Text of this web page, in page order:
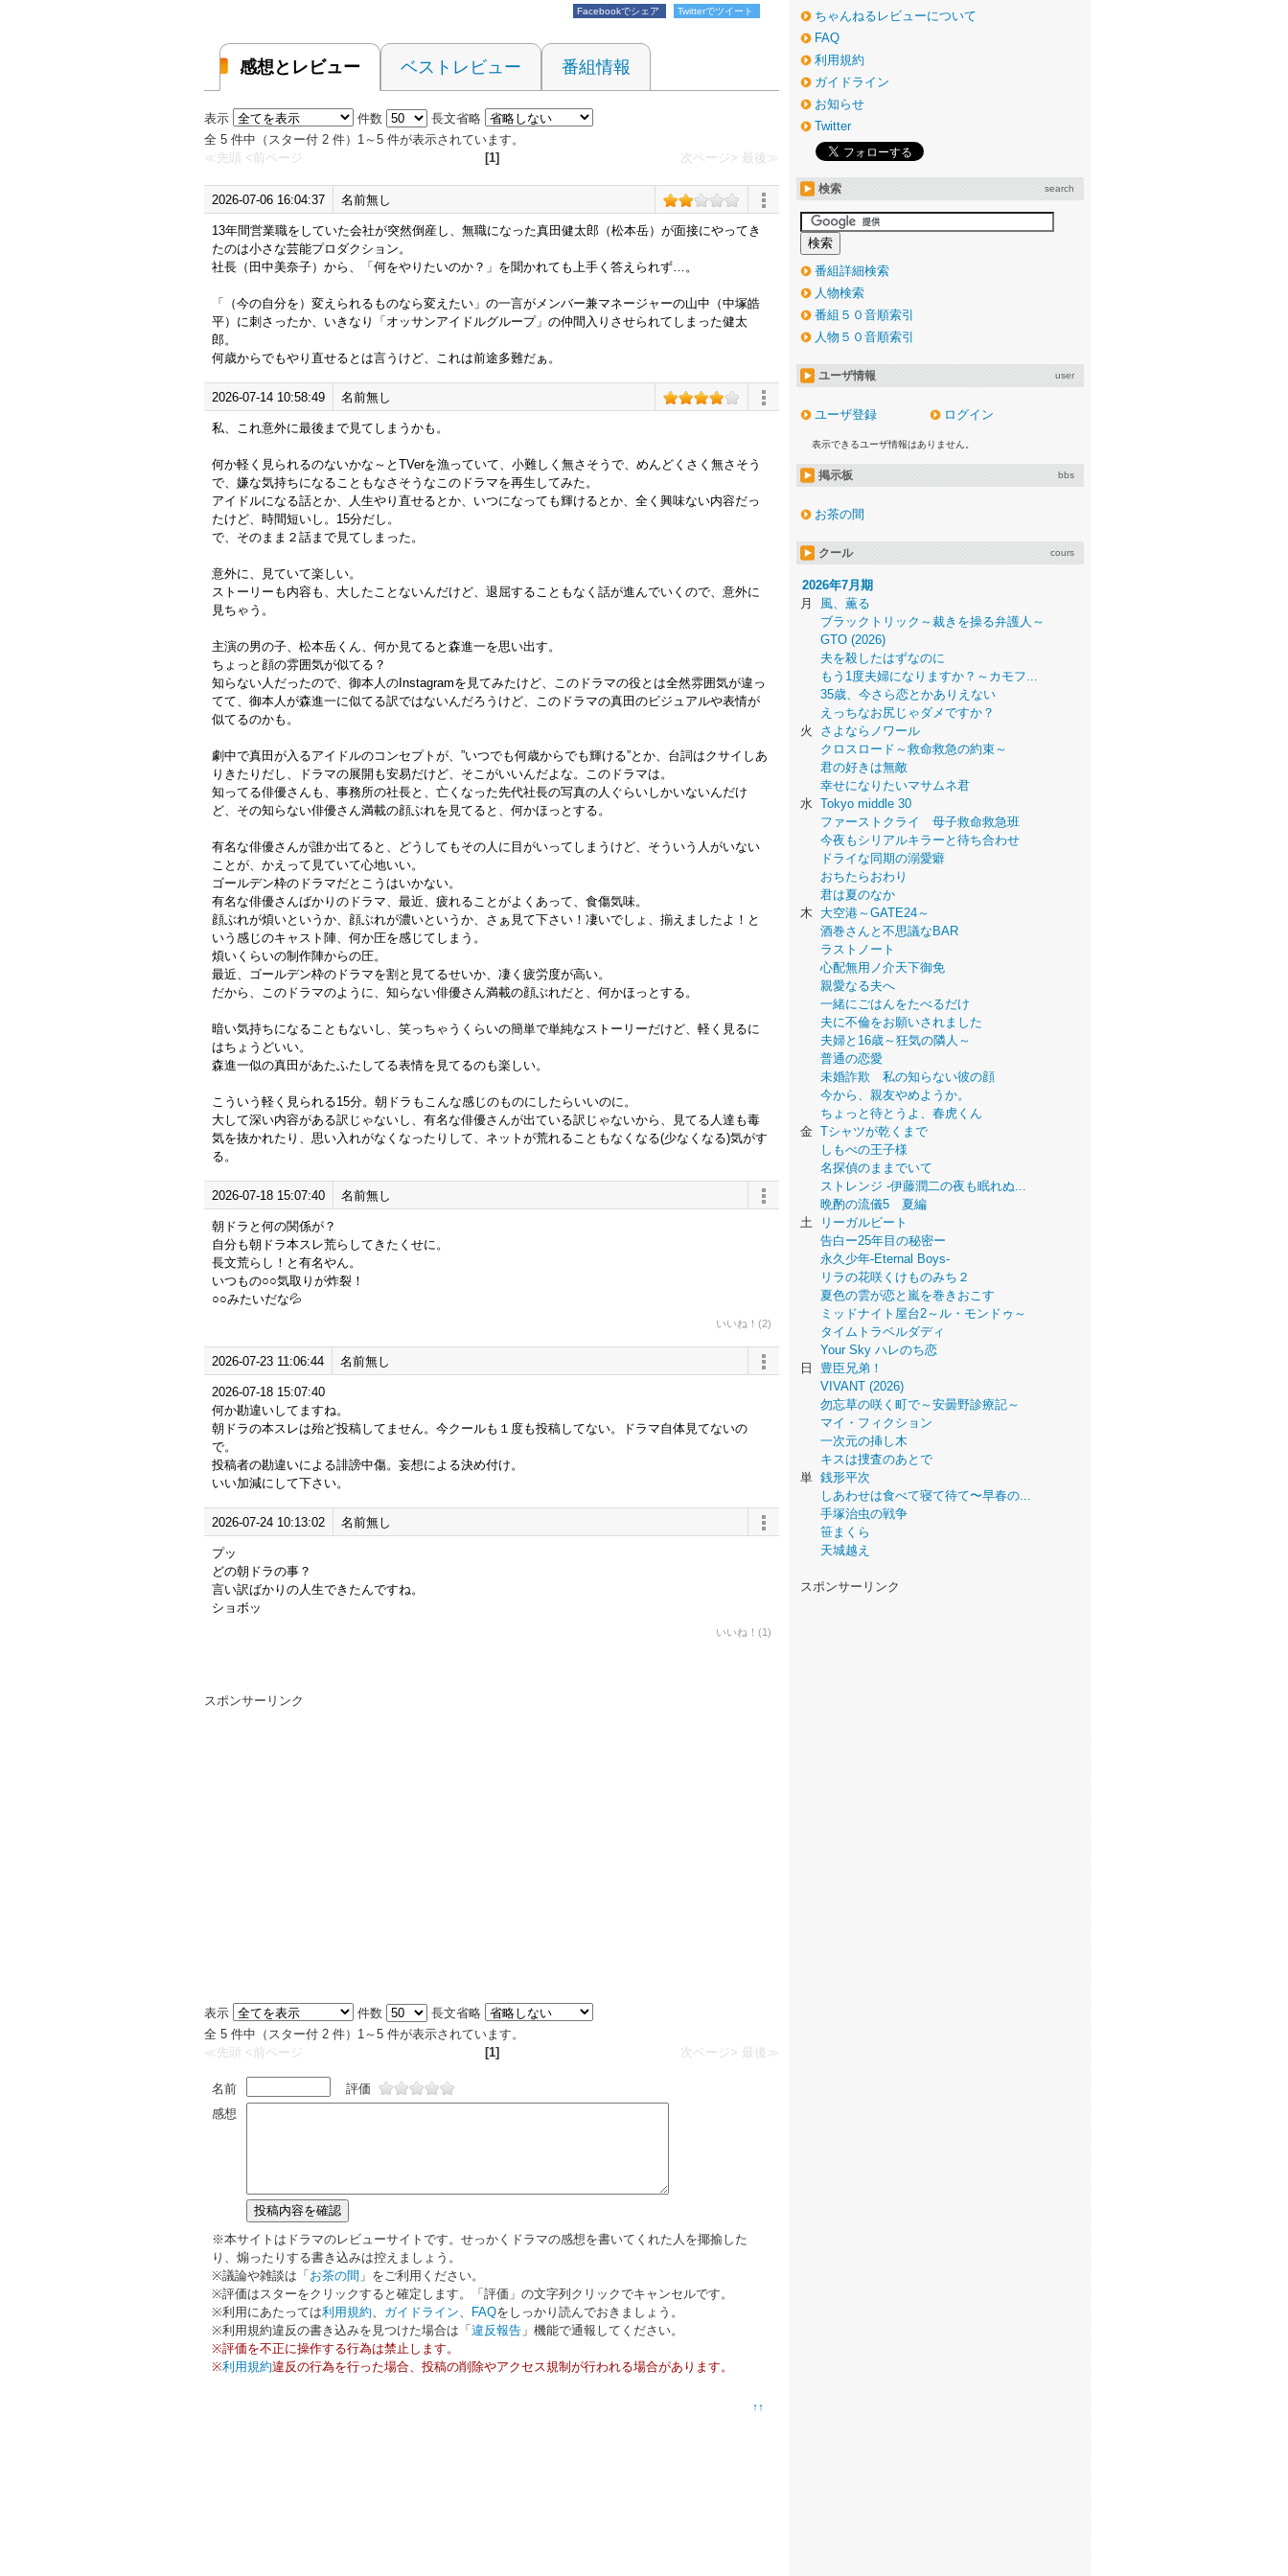
Facebookでシェア Twitterでツイート
感想とレビュー ベストレビュー 番組情報
表示 件数
長文省略
全 5 件中（スター付 2 件）1～5 件が表示されています。
≪先頭 <前ページ 次ページ> 最後≫
[1]
2026-07-06 16:04:37 名前無し
13年間営業職をしていた会社が突然倒産し、無職になった真田健太郎（松本岳）が面接にやってき
たのは小さな芸能プロダクション。
社長（田中美奈子）から、「何をやりたいのか？」を聞かれても上手く答えられず…。
「（今の自分を）変えられるものなら変えたい」の一言がメンバー兼マネージャーの山中（中塚皓
平）に刺さったか、いきなり「オッサンアイドルグループ」の仲間入りさせられてしまった健太
郎。
何歳からでもやり直せるとは言うけど、これは前途多難だぁ。
2026-07-14 10:58:49 名前無し
私、これ意外に最後まで見てしまうかも。
何か軽く見られるのないかな～とTVerを漁っていて、小難しく無さそうで、めんどくさく無さそう
で、嫌な気持ちになることもなさそうなこのドラマを再生してみた。
アイドルになる話とか、人生やり直せるとか、いつになっても輝けるとか、全く興味ない内容だっ
たけど、時間短いし。15分だし。
で、そのまま２話まで見てしまった。
意外に、見ていて楽しい。
ストーリーも内容も、大したことないんだけど、退屈することもなく話が進んでいくので、意外に
見ちゃう。
主演の男の子、松本岳くん、何か見てると森進一を思い出す。
ちょっと顔の雰囲気が似てる？
知らない人だったので、御本人のInstagramを見てみたけど、このドラマの役とは全然雰囲気が違っ
てて、御本人が森進一に似てる訳ではないんだろうけど、このドラマの真田のビジュアルや表情が
似てるのかも。
劇中で真田が入るアイドルのコンセプトが、”いつでも何歳からでも輝ける”とか、台詞はクサイしあ
りきたりだし、ドラマの展開も安易だけど、そこがいいんだよな。このドラマは。
知ってる俳優さんも、事務所の社長と、亡くなった先代社長の写真の人ぐらいしかいないんだけ
ど、その知らない俳優さん満載の顔ぶれを見てると、何かほっとする。
有名な俳優さんが誰か出てると、どうしてもその人に目がいってしまうけど、そういう人がいない
ことが、かえって見ていて心地いい。
ゴールデン枠のドラマだとこうはいかない。
有名な俳優さんばかりのドラマ、最近、疲れることがよくあって、食傷気味。
顔ぶれが煩いというか、顔ぶれが濃いというか、さぁ見て下さい！凄いでしょ、揃えましたよ！と
いう感じのキャスト陣、何か圧を感じてしまう。
煩いくらいの制作陣からの圧。
最近、ゴールデン枠のドラマを割と見てるせいか、凄く疲労度が高い。
だから、このドラマのように、知らない俳優さん満載の顔ぶれだと、何かほっとする。
暗い気持ちになることもないし、笑っちゃうくらいの簡単で単純なストーリーだけど、軽く見るに
はちょうどいい。
森進一似の真田があたふたしてる表情を見てるのも楽しい。
こういう軽く見られる15分。朝ドラもこんな感じのものにしたらいいのに。
大して深い内容がある訳じゃないし、有名な俳優さんが出ている訳じゃないから、見てる人達も毒
気を抜かれたり、思い入れがなくなったりして、ネットが荒れることもなくなる(少なくなる)気がす
る。
2026-07-18 15:07:40 名前無し
朝ドラと何の関係が？
自分も朝ドラ本スレ荒らしてきたくせに。
長文荒らし！と有名やん。
いつもの○○気取りが炸裂！
○○みたいだな💦
いいね！(2)
2026-07-23 11:06:44 名前無し
2026-07-18 15:07:40
何か勘違いしてますね。
朝ドラの本スレは殆ど投稿してません。今クールも１度も投稿してない。ドラマ自体見てないの
で。
投稿者の勘違いによる誹謗中傷。妄想による決め付け。
いい加減にして下さい。
2026-07-24 10:13:02 名前無し
プッ
どの朝ドラの事？
言い訳ばかりの人生できたんですね。
ショボッ
いいね！(1)
スポンサーリンク
表示 件数
長文省略
全 5 件中（スター付 2 件）1～5 件が表示されています。
≪先頭 <前ページ 次ページ> 最後≫
[1]
名前
評価
感想
※本サイトはドラマのレビューサイトです。せっかくドラマの感想を書いてくれた人を揶揄した
り、煽ったりする書き込みは控えましょう。
※議論や雑談は「 お茶の間 」をご利用ください。
※評価はスターをクリックすると確定します。「評価」の文字列クリックでキャンセルです。
※利用にあたっては利用規約、 ガイドライン、 FAQをしっかり読んでおきましょう。
※利用規約違反の書き込みを見つけた場合は「 違反報告 」機能で通報してください。
※評価を不正に操作する行為は禁止します。
※利用規約違反の行為を行った場合、投稿の削除やアクセス規制が行われる場合があります。
↑↑
ちゃんねるレビューについて
FAQ
利用規約
ガイドライン
お知らせ
Twitter
検索 search
番組詳細検索
人物検索
番組５０音順索引
人物５０音順索引
ユーザ情報 user
ユーザ登録 ログイン
表示できるユーザ情報はありません。
掲示板 bbs
お茶の間
クール cours
2026年7月期
月
風、薫る
ブラックトリック～裁きを操る弁護人～
GTO (2026)
夫を殺したはずなのに
もう1度夫婦になりますか？～カモフ...
35歳、今さら恋とかありえない
えっちなお尻じゃダメですか？
火
さよならノワール
クロスロード～救命救急の約束～
君の好きは無敵
幸せになりたいマサムネ君
水 Tokyo middle 30
ファーストクライ 母子救命救急班
今夜もシリアルキラーと待ち合わせ
ドライな同期の溺愛癖
おちたらおわり
君は夏のなか
木
大空港～GATE24～
酒巻さんと不思議なBAR
ラストノート
心配無用ノ介天下御免
親愛なる夫へ
一緒にごはんをたべるだけ
夫に不倫をお願いされました
夫婦と16歳～狂気の隣人～
普通の恋愛
未婚詐欺 私の知らない彼の顔
今から、親友やめようか。
ちょっと待とうよ、春虎くん
金 Tシャツが乾くまで
しもべの王子様
名探偵のままでいて
ストレンジ -伊藤潤二の夜も眠れぬ...
晩酌の流儀5 夏編
土
リーガルビート
告白ー25年目の秘密ー
永久少年-Eternal Boys-
リラの花咲くけものみち２
夏色の雲が恋と嵐を巻きおこす
ミッドナイト屋台2～ル・モンドゥ～
タイムトラベルダディ
Your Sky ハレのち恋
日
豊臣兄弟！
VIVANT (2026)
勿忘草の咲く町で～安曇野診療記～
マイ・フィクション
一次元の挿し木
キスは捜査のあとで
単 銭形平次
しあわせは食べて寝て待て〜早春の...
手塚治虫の戦争
笹まくら
天城越え
スポンサーリンク